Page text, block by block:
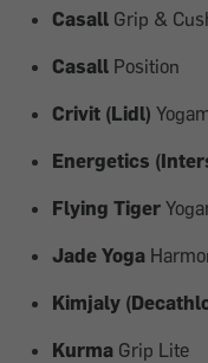
Casall Grip &
Casall Position
Crivit (Lidl)
Energetics
Flying Tiger
Jade Yoga
Kimjaly
Kurma Grip Lite